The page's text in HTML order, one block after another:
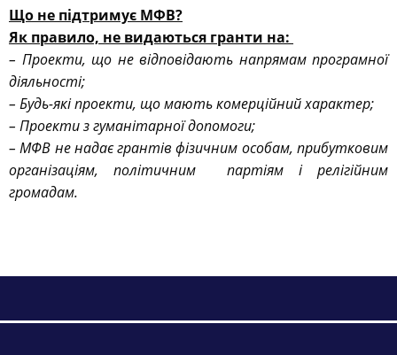
Що не підтримує МФВ?
Як правило, не видаються гранти на:
– Проекти, що не відповідають напрямам програмної
діяльності;
– Будь-які проекти, що мають комерційний характер;
– Проекти з гуманітарної допомоги;
– МФВ не надає грантів фізичним особам, прибутковим
організаціям, політичним партіям і релігійним
громадам.